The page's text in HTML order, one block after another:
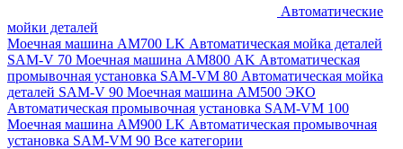
Автоматические
мойки деталей
Моечная машина AM700 LK Автоматическая мойка деталей
SAM-V 70 Моечная машина АМ800 AK Автоматическая
промывочная установка SAM-VM 80 Автоматическая мойка
деталей SAM-V 90 Моечная машина АМ500 ЭКО
Автоматическая промывочная установка SAM-VM 100
Моечная машина AM900 LK Автоматическая промывочная
установка SAM-VM 90 Все категории